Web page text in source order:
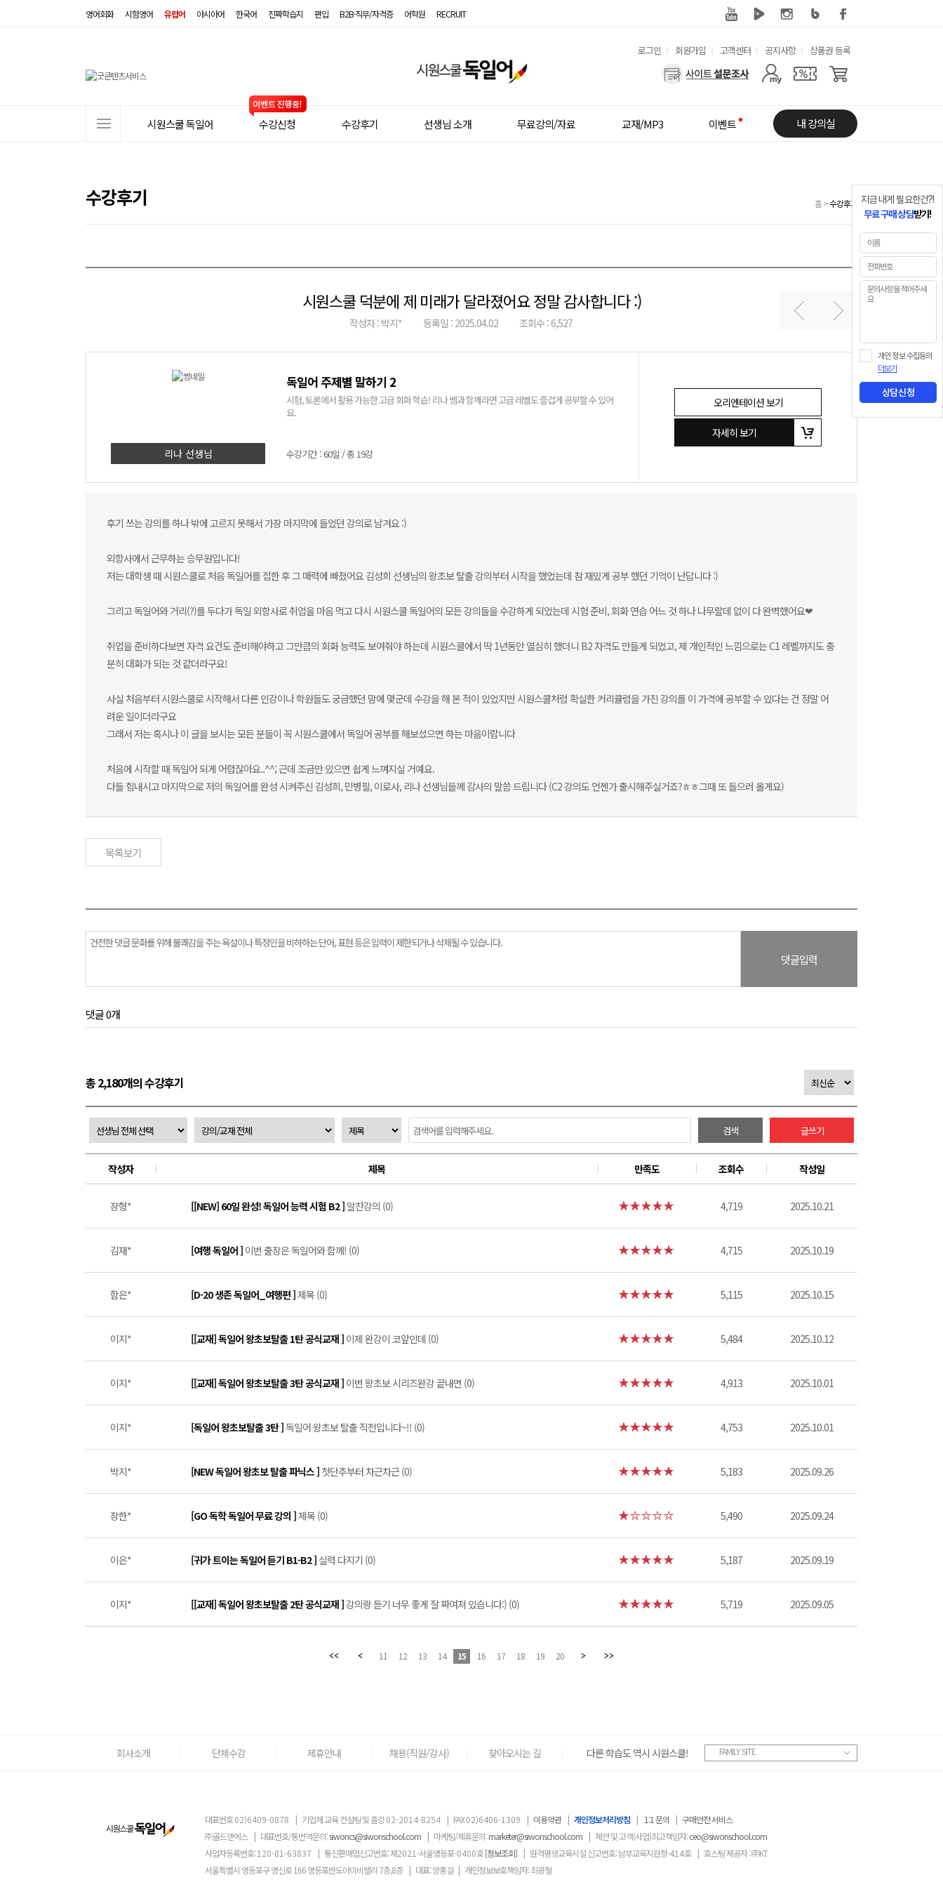
영어회화 시험영어 유럽어 아시아어 한국어 진짜학습지 편입 B2B·직무/자격증 어학원 RECRUIT
유
뉴
로그인 회원가입 고객센터 공지사항 상품권 등록
사
메
뉴
시원스쿨 독일어 수강신청 수강후기 선생님 소개 무료강의/자료 교재/MP3 이벤트 내 강의실
수강후기 홈>수강후기
시원스쿨 덕분에 제 미래가 달라졌어요 정말 감사합니다 :)
작성자 : 박지* 등록일 : 2025.04.02 조회수 : 6,527
리나 선생님
독일어 주제별 말하기 2
시험, 토론에서 활용 가능한 고급 회화 학습! 리나 쌤과 함께라면 고급 레벨도 즐겁게 공부할 수 있어
요.
수강기간 : 60일 / 총 19강
오리엔테이션 보기
자세히 보기
후기 쓰는 강의를 하나 밖에 고르지 못해서 가장 마지막에 들었던 강의로 남겨요 :)
외항사에서 근무하는 승무원입니다!
저는 대학생 때 시원스쿨로 처음 독일어를 접한 후 그 매력에 빠졌어요 김성희 선생님의 왕초보 탈출 강의부터 시작을 했었는데 참 재밌게 공부 했던 기억이 난답니다 :)
그리고 독일어와 거리(?)를 두다가 독일 외항사로 취업을 마음 먹고 다시 시원스쿨 독일어의 모든 강의들을 수강하게 되었는데 시험 준비, 회화 연습 어느 것 하나 나무랄데 없이 다 완벽했어요❤
취업을 준비하다보면 자격 요건도 준비해야하고 그만큼의 회화 능력도 보여줘야 하는데 시원스쿨에서 딱 1년동안 열심히 했더니 B2 자격도 만들게 되었고, 제 개인적인 느낌으로는 C1 레벨까지도 충
분히 대화가 되는 것 같더라구요!
사실 처음부터 시원스쿨로 시작해서 다른 인강이나 학원들도 궁금했던 맘에 몇군데 수강을 해 본 적이 있었지만 시원스쿨처럼 확실한 커리큘럼을 가진 강의를 이 가격에 공부할 수 있다는 건 정말 어
려운 일이더라구요
그래서 저는 혹시나 이 글을 보시는 모든 분들이 꼭 시원스쿨에서 독일어 공부를 해보셨으면 하는 마음이랍니다
처음에 시작할 때 독일어 되게 어렵잖아요..^^; 근데 조금만 있으면 쉽게 느껴지실 거예요.
다들 힘내시고 마지막으로 저의 독일어를 완성 시켜주신 김성희, 민병필, 이로사, 리나 선생님들께 감사의 말씀 드립니다 (C2 강의도 언젠가 출시해주실거죠?ㅎㅎ그때 또 들으러 올게요)
목록보기
댓글입력
댓글 0개
총 2,180개의 수강후기
검색 글쓰기
작성자 제목 만족도 조회수 작성일
장형* [[NEW] 60일 완성! 독일어 능력 시험 B2 ] 알찬강의 (0) 4,719 2025.10.21
김재* [여행 독일어 ] 이번 출장은 독일어와 함께! (0) 4,715 2025.10.19
함은* [D-20 생존 독일어_여행편 ]제목 (0) 5,115 2025.10.15
이지* [[교재] 독일어 왕초보탈출 1탄 공식교재 ] 이제 완강이 코앞인데 (0) 5,484 2025.10.12
이지* [[교재] 독일어 왕초보탈출 3탄 공식교재 ] 이번 왕초보 시리즈완강 끝내면 (0) 4,913 2025.10.01
이지* [독일어 왕초보탈출 3탄 ]독일어 왕초보 탈출 직전입니다~!! (0) 4,753 2025.10.01
박지* [NEW 독일어 왕초보 탈출 파닉스 ] 첫단추부터 차근차근 (0) 5,183 2025.09.26
장한* [GO 독학 독일어 무료 강의 ]제목 (0) 5,490 2025.09.24
이은* [귀가 트이는 독일어 듣기 B1-B2 ] 실력 다지기 (0) 5,187 2025.09.19
이지* [[교재] 독일어 왕초보탈출 2탄 공식교재 ]강의랑 듣기 너무 좋게 잘 짜여져 있습니다:) (0) 5,719 2025.09.05
11 12 13 14 15 16 17 18 19 20
회사소개 단체수강 제휴안내 채용(직원/강사) 찾아오시는 길 다른 학습도 역시 시원스쿨! FAMILY SITE
대표번호02)6409-0878 | 기업체 교육 컨설팅 및 출강02-2014-8254 | FAX02)6406-1309 | 이용약관 | 개인정보처리방침 | 1:1 문의 | 구매안전 서비스
㈜골드앤에스 | 대표번호/통번역문의:siwoncs@siwonschool.com | 마케팅/제휴문의:marketer@siwonschool.com | 제안 및 고객(사업)최고책임자:ceo@siwonschool.com
사업자등록번호:120-81-63837 | 통신판매업신고번호: 제2021-서울영등포-0400호[정보조회] | 원격평생교육시설 신고번호: 남부교육지원청-414호 | 호스팅 제공자 : ㈜KT
서울특별시 영등포구 영신로 166 영등포반도아이비밸리 7층,8층 | 대표: 양홍걸 | 개인정보보호책임자: 최광철
지금 내게 필요한건?!
무료 구매 상담받기!
개인 정보 수집동의
더보기
상담신청